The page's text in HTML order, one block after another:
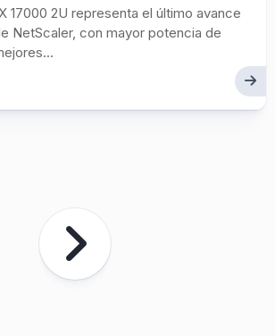
17000 2U representa el último avance
NetScaler, con mayor potencia de